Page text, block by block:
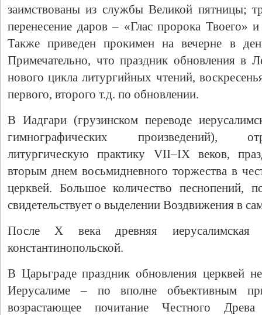
заимствованы из службы Великой пятницы;
перенесение даров – «Глас пророка Твоего»
Также приведен прокимен на вечерне в
Примечательно, что праздник обновления в
нового цикла литургийных чтений,
первого, второго т.д. по обновлении.
В Иадгари (грузинском переводе
гимнографических произведений),
литургическую практику VII–IX веков,
вторым днем восьмидневного торжества в
церквей. Большое количество песнопений,
свидетельствует о выделении Воздвижения в
После X века древняя иерусалимская
константинопольской.
В Царьграде праздник обновления церквей
Иерусалиме – по вполне объективным
возрастающее почитание Честного